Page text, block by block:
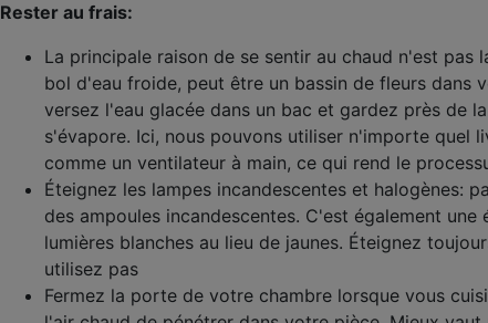
Rester au frais:
La principale raison de se sentir au chaud n'est pas
bol d'eau froide, peut être un bassin de fleurs dans
versez l'eau glacée dans un bac et gardez près de
s'évapore. Ici, nous pouvons utiliser n'importe quel
comme un ventilateur à main, ce qui rend le
Éteignez les lampes incandescentes et halogènes:
des ampoules incandescentes. C'est également
lumières blanches au lieu de jaunes. Éteignez
utilisez pas
Fermez la porte de votre chambre lorsque vous